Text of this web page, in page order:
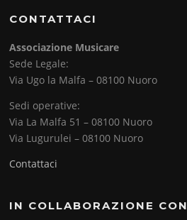
CONTATTACI
Associazione Musicare
Sede Legale:
Via Ugo la Malfa – 08100 Nuoro
Sedi operative:
Via La Malfa 51 – 08100 Nuoro
Via Lugurulei – 08100 Nuoro
Contattaci
IN COLLABORAZIONE CON